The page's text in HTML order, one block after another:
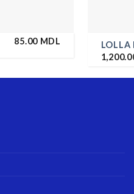
85.00 MDL
LOLLA